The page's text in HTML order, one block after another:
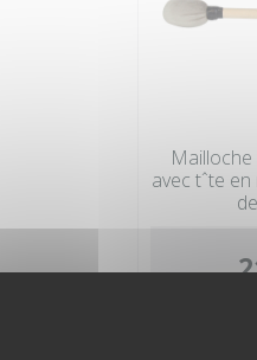
avec tˆte